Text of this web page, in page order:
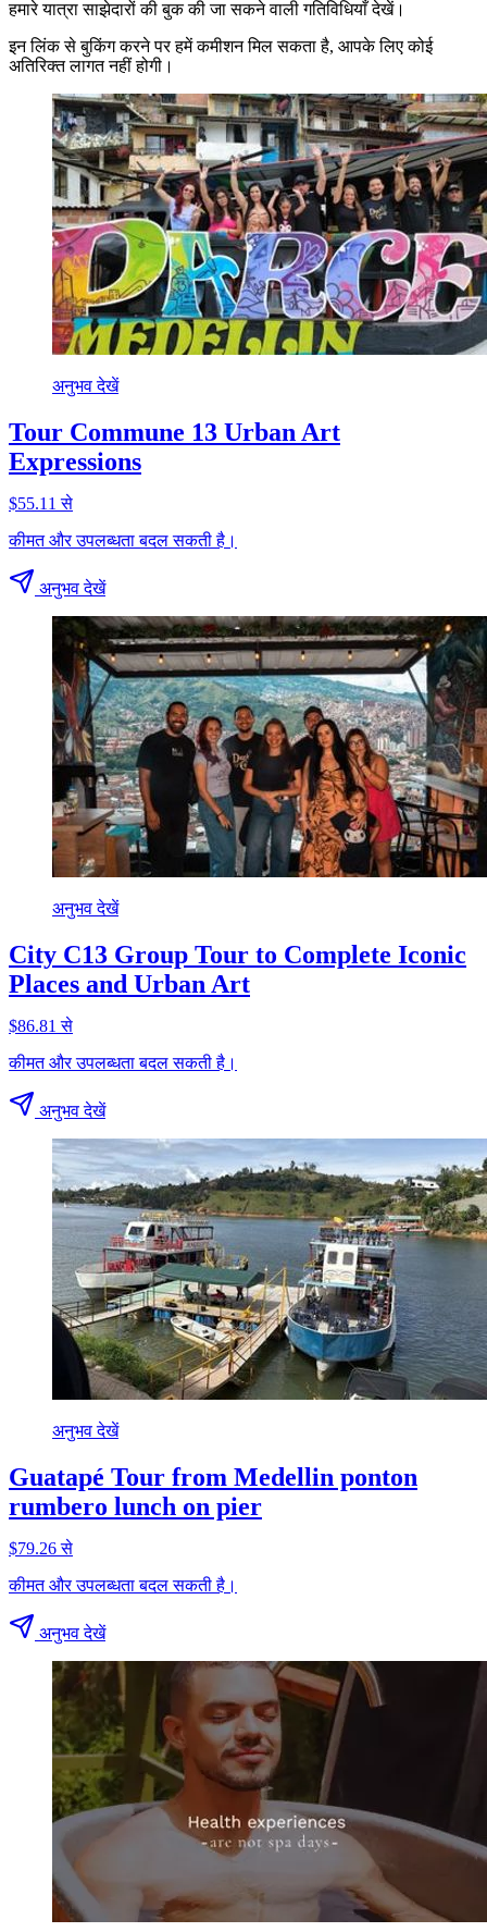
हमारे यात्रा साझेदारों की बुक की जा सकने वाली गतिविधियाँ देखें।
इन लिंक से बुकिंग करने पर हमें कमीशन मिल सकता है, आपके लिए कोई
अतिरिक्त लागत नहीं होगी।
अनुभव देखें
Tour Commune 13 Urban Art
Expressions
$55.11 से
कीमत और उपलब्धता बदल सकती है।
अनुभव देखें
अनुभव देखें
City C13 Group Tour to Complete Iconic
Places and Urban Art
$86.81 से
कीमत और उपलब्धता बदल सकती है।
अनुभव देखें
अनुभव देखें
Guatapé Tour from Medellin ponton
rumbero lunch on pier
$79.26 से
कीमत और उपलब्धता बदल सकती है।
अनुभव देखें